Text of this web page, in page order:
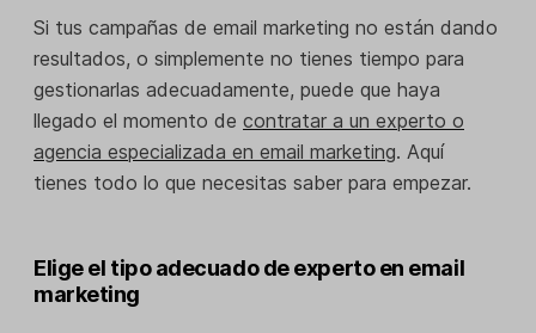
Si tus campañas de email marketing no están dando
resultados, o simplemente no tienes tiempo para
gestionarlas adecuadamente, puede que haya
llegado el momento de contratar a un experto o
agencia especializada en email marketing. Aquí
tienes todo lo que necesitas saber para empezar.
Elige el tipo adecuado de experto en email
marketing